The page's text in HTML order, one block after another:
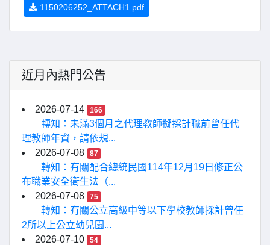
1150206252_ATTACH1.pdf
近月內熱門公告
2026-07-14 166
轉知：未滿3個月之代理教師擬採計職前曾任代
理教師年資，請依規...
2026-07-08
87
轉知：有關配合總統民國114年12月19日修正公
布職業安全衛生法（...
2026-07-08
75
轉知：有關公立高級中等以下學校教師採計曾任
2所以上公立幼兒園...
2026-07-10
54